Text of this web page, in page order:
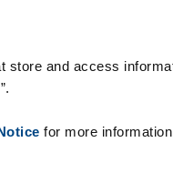
store and access
for more
al